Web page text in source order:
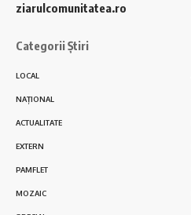
ziarulcomunitatea.ro
Categorii Știri
LOCAL
NAȚIONAL
ACTUALITATE
EXTERN
PAMFLET
MOZAIC